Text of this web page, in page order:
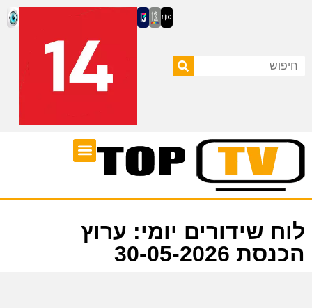
לוח שידורים יומי: ערוץ
הכנסת 30-05-2026